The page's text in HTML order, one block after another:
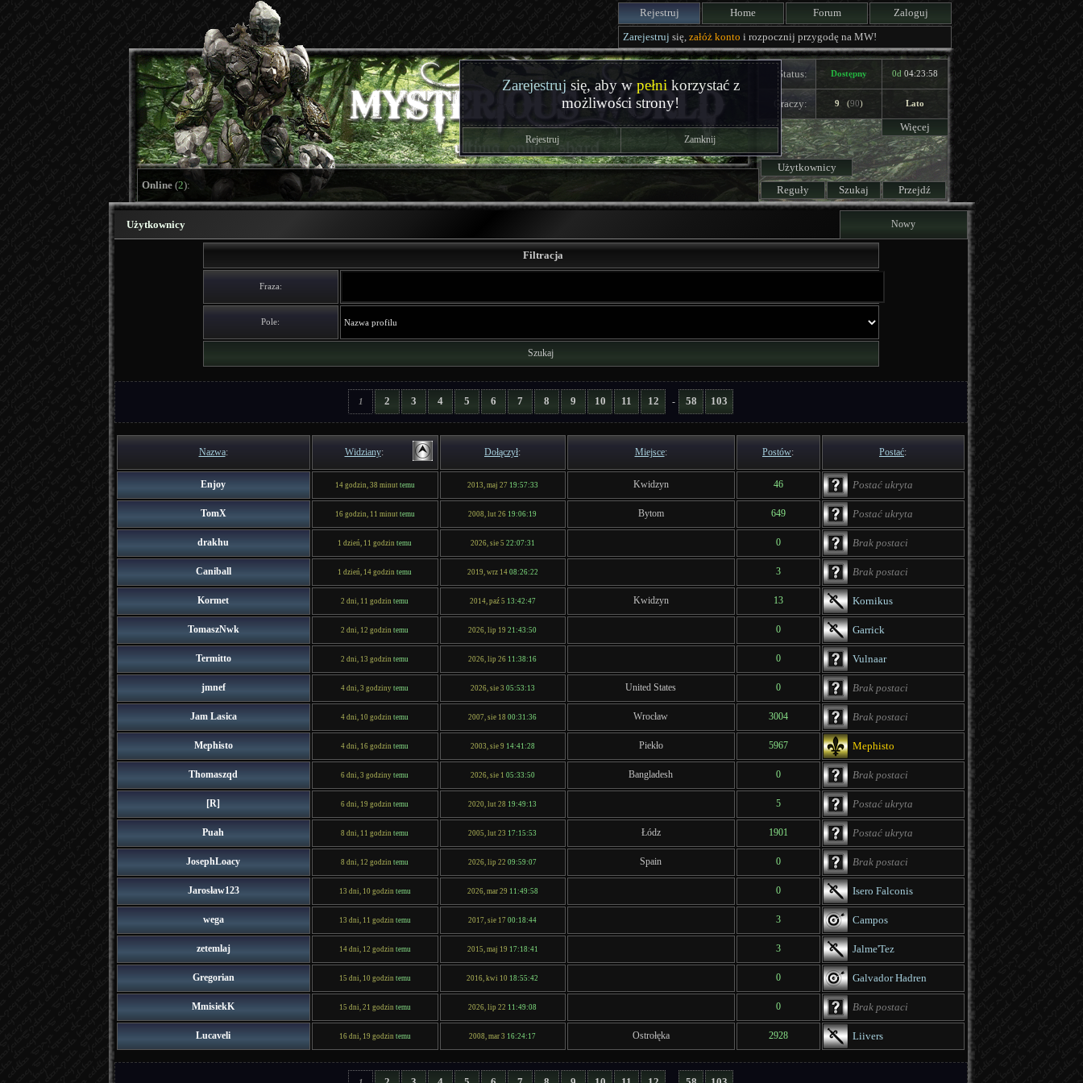
Rejestruj Home Forum
Zaloguj
Zarejestruj się, załóż konto i rozpocznij przygodę na MW!
Zarejestruj się, aby w pełnikorzystać z
możliwości strony!
Rejestruj Zamknij
Status: Dostępny 0d 04:23:58
Graczy: 9 (90) Lato
Więcej
Użytkownicy
Reguły
Szukaj Przejdź
Online (2):
Użytkownicy Nowy
Filtracja
Fraza:
Pole:
Szukaj
1 2 3 4 5 6 7 8 9 10 11 12 - 58 103
Nazwa: Widziany: Dołączył: Miejsce: Postów: Postać:
Enjoy 14 godzin, 38 minut temu 2013, maj 27 19:57:33 Kwidzyn 46 Postać ukryta
TomX 16 godzin, 11 minut temu 2008, lut 26 19:06:19 Bytom 649 Postać ukryta
drakhu 1 dzień, 11 godzin temu 2026, sie 5 22:07:31 0 Brak postaci
Caniball 1 dzień, 14 godzin temu 2019, wrz 14 08:26:22 3 Brak postaci
Kormet 2 dni, 11 godzin temu 2014, paź 5 13:42:47 Kwidzyn 13 Kornikus
TomaszNwk 2 dni, 12 godzin temu 2026, lip 19 21:43:50 0 Garrick
Termitto 2 dni, 13 godzin temu 2026, lip 26 11:38:16 0 Vulnaar
jmnef 4 dni, 3 godziny temu 2026, sie 3 05:53:13 United States 0 Brak postaci
Jam Lasica 4 dni, 10 godzin temu 2007, sie 18 00:31:36 Wrocław 3004 Brak postaci
Mephisto 4 dni, 16 godzin temu 2003, sie 9 14:41:28 Piekło 5967 Mephisto
Thomaszqd 6 dni, 3 godziny temu 2026, sie 1 05:33:50 Bangladesh 0 Brak postaci
[R] 6 dni, 19 godzin temu 2020, lut 28 19:49:13 5 Postać ukryta
Puah 8 dni, 11 godzin temu 2005, lut 23 17:15:53 Łódz 1901 Postać ukryta
JosephLoacy 8 dni, 12 godzin temu 2026, lip 22 09:59:07 Spain 0 Brak postaci
Jarosław123 13 dni, 10 godzin temu 2026, mar 29 11:49:58 0 Isero Falconis
wega 13 dni, 11 godzin temu 2017, sie 17 00:18:44 3 Campos
zetemlaj 14 dni, 12 godzin temu 2015, maj 19 17:18:41 3 Jalme'Tez
Gregorian 15 dni, 10 godzin temu 2016, kwi 10 18:55:42 0 Galvador Hadren
MmisiekK 15 dni, 21 godzin temu 2026, lip 22 11:49:08 0 Brak postaci
Lucaveli 16 dni, 19 godzin temu 2008, mar 3 16:24:17 Ostrołęka 2928 Liivers